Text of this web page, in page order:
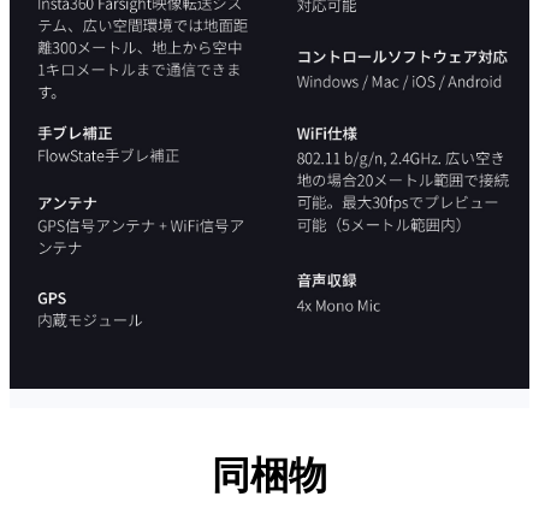
同梱物